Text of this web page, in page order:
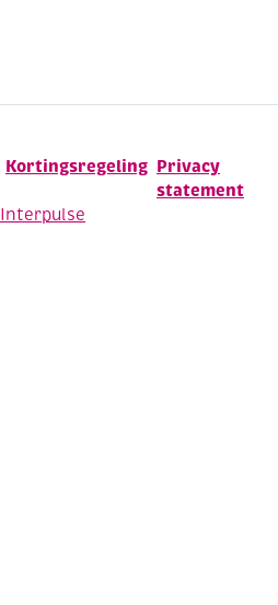
Kortingsregeling Privacy
statement
Interpulse